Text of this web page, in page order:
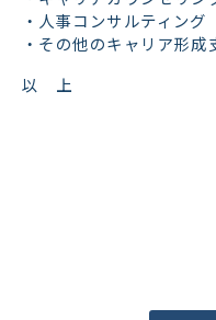
・人事コンサルティング
・その他のキャリア形成
以 上